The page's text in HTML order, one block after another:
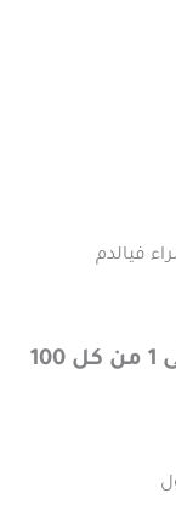
فيالدم
غير شائع (قد يؤثر على ما يصل إلى 1 من كل 100